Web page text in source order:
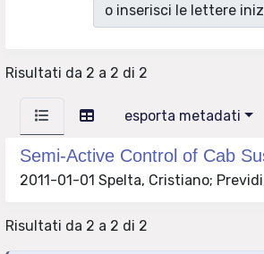
o inserisci le lettere
Risultati da 2 a 2 di 2
esporta metadati
Semi-Active Control of Cab
2011-01-01 Spelta, Cristiano;
Risultati da 2 a 2 di 2